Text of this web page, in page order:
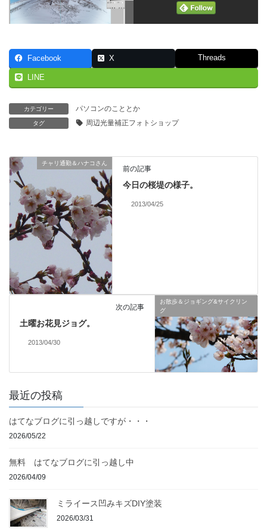
Facebook X Threads
LINE
カテゴリー パソコンのこととか
タグ 周辺光量補正フォトショップ
チャリ通勤＆ハナコさん
前の記事
今日の桜堤の様子。
2013/04/25
お散歩＆ジョギング&サイクリン
グ
次の記事
土曜お花見ジョグ。
2013/04/30
最近の投稿
はてなブログに引っ越しですが・・・
2026/05/22
無料 はてなブログに引っ越し中
2026/04/09
ミライース凹みキズDIY塗装
2026/03/31